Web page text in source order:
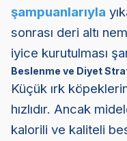
şampuanlarıyla
sonrası deri altı
iyice kurutulması
Beslenme ve Diyet
Küçük ırk
hızlıdır. Ancak
kalorili ve kaliteli